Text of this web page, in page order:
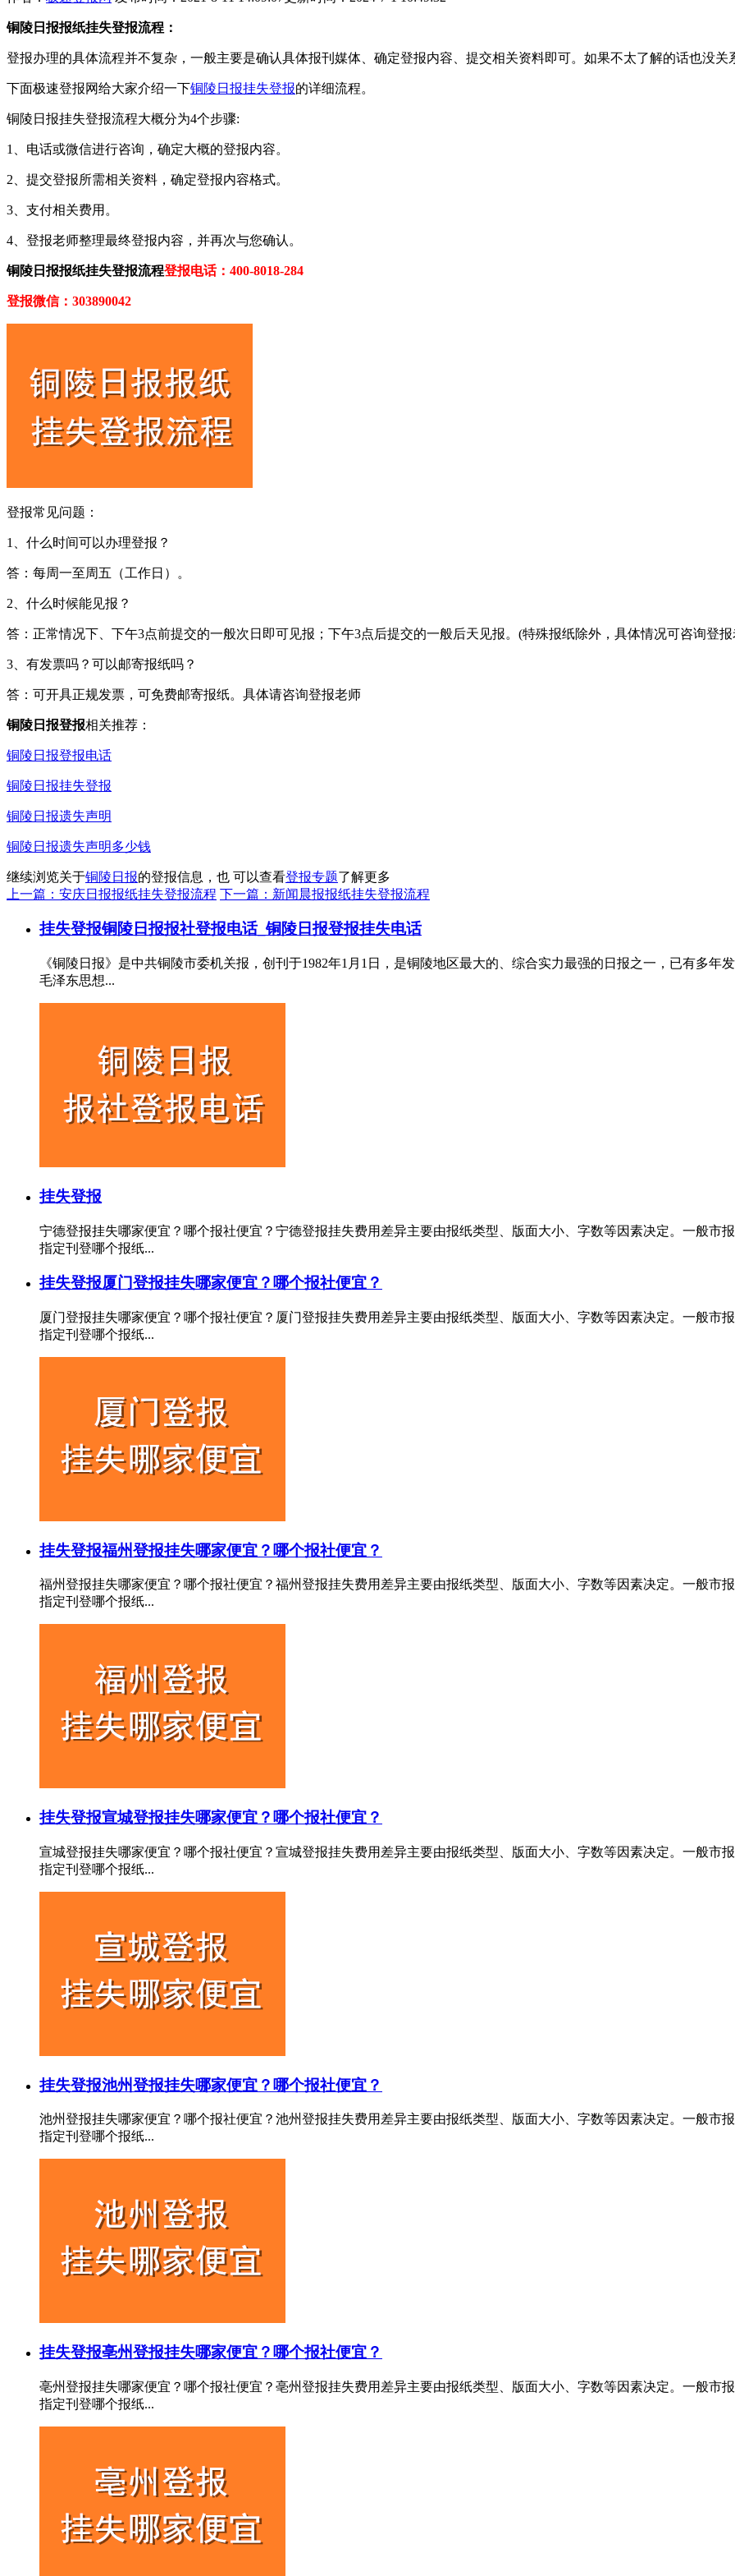
铜陵日报报纸挂失登报流程：
登报办理的具体流程并不复杂，一般主要是确认具体报刊媒体、确定登报内容、提交相关资料即可。如果不太了解的话也没
下面极速登报网给大家介绍一下铜陵日报挂失登报的详细流程。
铜陵日报挂失登报流程大概分为4个步骤:
1、电话或微信进行咨询，确定大概的登报内容。
2、提交登报所需相关资料，确定登报内容格式。
3、支付相关费用。
4、登报老师整理最终登报内容，并再次与您确认。
铜陵日报报纸挂失登报流程登报电话：400-8018-284
登报微信：303890042
登报常见问题：
1、什么时间可以办理登报？
答：每周一至周五（工作日）。
2、什么时候能见报？
答：正常情况下、下午3点前提交的一般次日即可见报；下午3点后提交的一般后天见报。(特殊报纸除外，具体情况可咨询登
3、有发票吗？可以邮寄报纸吗？
答：可开具正规发票，可免费邮寄报纸。具体请咨询登报老师
铜陵日报登报相关推荐：
铜陵日报登报电话
铜陵日报挂失登报
铜陵日报遗失声明
铜陵日报遗失声明多少钱
继续浏览关于铜陵日报的登报信息，也 可以查看登报专题了解更多
上一篇：安庆日报报纸挂失登报流程 下一篇：新闻晨报报纸挂失登报流程
挂失登报铜陵日报报社登报电话_铜陵日报登报挂失电话
《铜陵日报》是中共铜陵市委机关报，创刊于1982年1月1日，是铜陵地区最大的、综合实力最强的日报之一，已有多
毛泽东思想...
挂失登报
宁德登报挂失哪家便宜？哪个报社便宜？宁德登报挂失费用差异主要由报纸类型、版面大小、字数等因素决定。一般市
指定刊登哪个报纸...
挂失登报厦门登报挂失哪家便宜？哪个报社便宜？
厦门登报挂失哪家便宜？哪个报社便宜？厦门登报挂失费用差异主要由报纸类型、版面大小、字数等因素决定。一般市
指定刊登哪个报纸...
挂失登报福州登报挂失哪家便宜？哪个报社便宜？
福州登报挂失哪家便宜？哪个报社便宜？福州登报挂失费用差异主要由报纸类型、版面大小、字数等因素决定。一般市
指定刊登哪个报纸...
挂失登报宣城登报挂失哪家便宜？哪个报社便宜？
宣城登报挂失哪家便宜？哪个报社便宜？宣城登报挂失费用差异主要由报纸类型、版面大小、字数等因素决定。一般市
指定刊登哪个报纸...
挂失登报池州登报挂失哪家便宜？哪个报社便宜？
池州登报挂失哪家便宜？哪个报社便宜？池州登报挂失费用差异主要由报纸类型、版面大小、字数等因素决定。一般市
指定刊登哪个报纸...
挂失登报亳州登报挂失哪家便宜？哪个报社便宜？
亳州登报挂失哪家便宜？哪个报社便宜？亳州登报挂失费用差异主要由报纸类型、版面大小、字数等因素决定。一般市
指定刊登哪个报纸...